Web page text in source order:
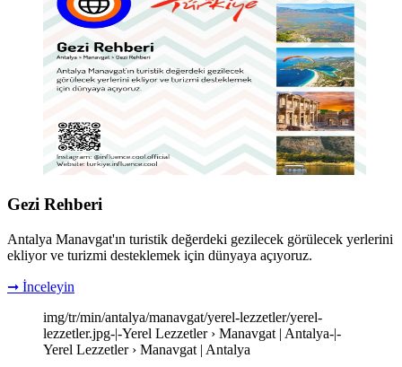
Gezi Rehberi
Antalya Manavgat'ın turistik değerdeki gezilecek görülecek yerlerini
ekliyor ve turizmi desteklemek için dünyaya açıyoruz.
➞ İnceleyin
img/tr/min/antalya/manavgat/yerel-lezzetler/yerel-
lezzetler.jpg-|-Yerel Lezzetler › Manavgat | Antalya-|-
Yerel Lezzetler › Manavgat | Antalya